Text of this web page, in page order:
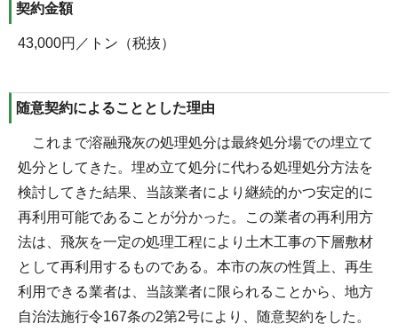
契約金額
43,000円／トン（税抜）
随意契約によることとした理由
これまで溶融飛灰の処理処分は最終処分場での埋立て
処分としてきた。埋め立て処分に代わる処理処分方法を
検討してきた結果、当該業者により継続的かつ安定的に
再利用可能であることが分かった。この業者の再利用方
法は、飛灰を一定の処理工程により土木工事の下層敷材
として再利用するものである。本市の灰の性質上、再生
利用できる業者は、当該業者に限られることから、地方
自治法施行令167条の2第2号により、随意契約をした。